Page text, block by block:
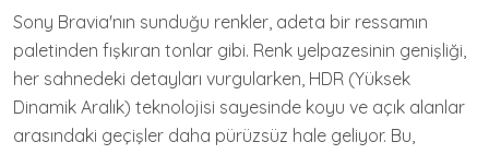
Sony Bravia'nın sunduğu renkler, adeta bir ressamın
paletinden fışkıran tonlar gibi. Renk yelpazesinin genişliği,
her sahnedeki detayları vurgularken, HDR (Yüksek
Dinamik Aralık) teknolojisi sayesinde koyu ve açık alanlar
arasındaki geçişler daha pürüzsüz hale geliyor. Bu,